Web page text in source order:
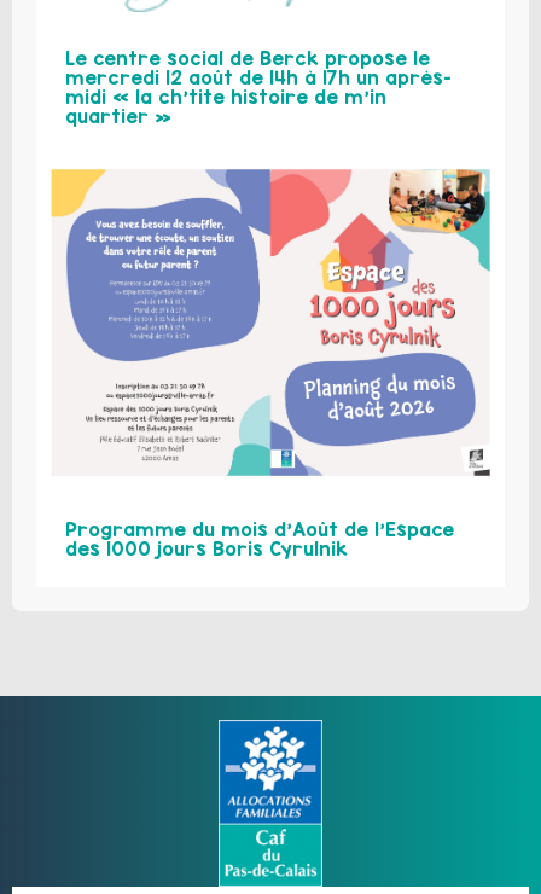
Le centre social de Berck propose le
mercredi 12 août de 14h à 17h un après-
midi « la ch’tite histoire de m’in
quartier »
Programme du mois d’Août de l’Espace
des 1000 jours Boris Cyrulnik